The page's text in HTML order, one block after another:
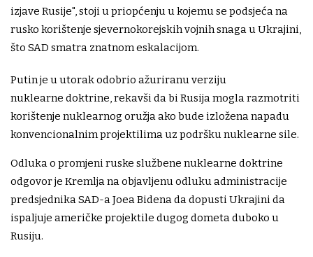
izjave Rusije", stoji u priopćenju u kojemu se podsjeća na
rusko korištenje sjevernokorejskih vojnih snaga u Ukrajini,
što SAD smatra znatnom eskalacijom.
Putin je u utorak odobrio ažuriranu verziju
nuklearne doktrine, rekavši da bi Rusija mogla razmotriti
korištenje nuklearnog oružja ako bude izložena napadu
konvencionalnim projektilima uz podršku nuklearne sile.
Odluka o promjeni ruske službene nuklearne doktrine
odgovor je Kremlja na objavljenu odluku administracije
predsjednika SAD-a Joea Bidena da dopusti Ukrajini da
ispaljuje američke projektile dugog dometa duboko u
Rusiju.